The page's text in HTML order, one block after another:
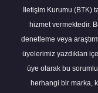
İletişim Kurumu (BTK)
hizmet vermektedir.
denetleme veya
üyelerimiz yazdıkları
üye olarak bu
herhangi bir marka,